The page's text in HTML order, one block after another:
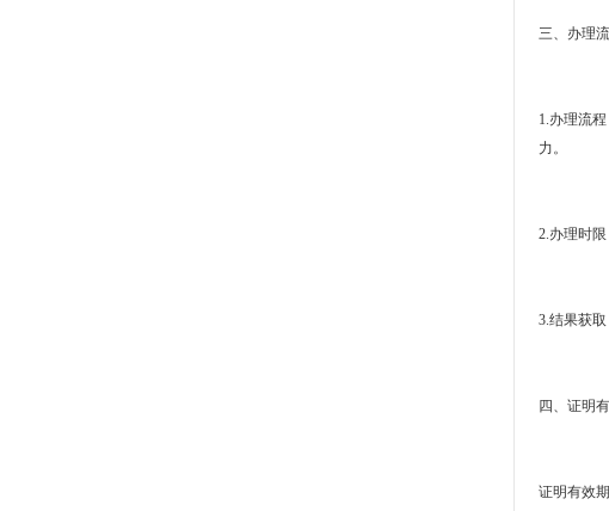
三、办理
1.办理流
力。
2.办理时
3.结果获取
四、证明
证明有效